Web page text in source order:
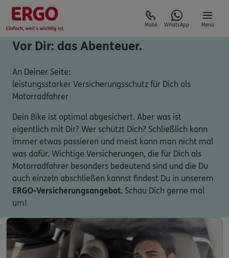
Mobil WhatsApp Menü
Vor Dir: das Abenteuer.
An Deiner Seite:
leistungsstarker Versicherungsschutz für Dich als
Motorradfahrer
Dein Bike ist optimal abgesichert. Aber was ist
eigentlich mit Dir? Wer schützt Dich? Schließlich kann
immer etwas passieren und meist kann man nicht mal
was dafür. Wichtige Versicherungen, die für Dich als
Motorradfahrer besonders bedeutend sind und die Du
auch einzeln abschließen kannst findest Du in unserem
ERGO-Versicherungsangebot. Schau Dich gerne mal
um!